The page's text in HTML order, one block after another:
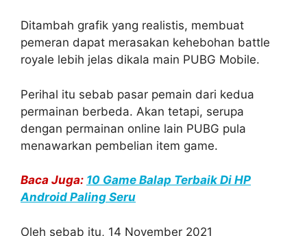
Ditambah grafik yang realistis, membuat
pemeran dapat merasakan kehebohan battle
royale lebih jelas dikala main PUBG Mobile.
Perihal itu sebab pasar pemain dari kedua
permainan berbeda. Akan tetapi, serupa
dengan permainan online lain PUBG pula
menawarkan pembelian item game.
Baca Juga: 10 Game Balap Terbaik Di HP
Android Paling Seru
Oleh sebab itu, 14 November 2021